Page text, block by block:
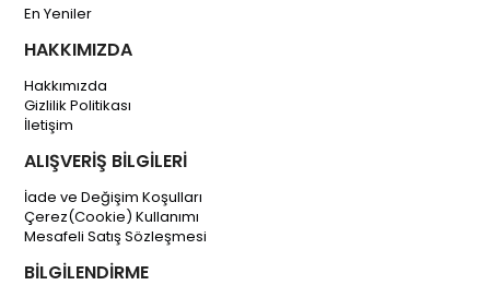
En Yeniler
HAKKIMIZDA
Hakkımızda
Gizlilik Politikası
İletişim
ALIŞVERİŞ BİLGİLERİ
İade ve Değişim Koşulları
Çerez(Cookie) Kullanımı
Mesafeli Satış Sözleşmesi
BİLGİLENDİRME